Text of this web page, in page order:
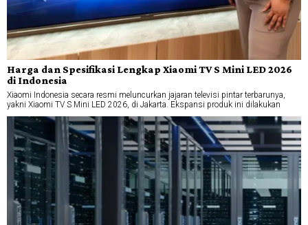
Harga dan Spesifikasi Lengkap Xiaomi TV S Mini LED 2026
di Indonesia
Xiaomi Indonesia secara resmi meluncurkan jajaran televisi pintar terbarunya,
yakni Xiaomi TV S Mini LED 2026, di Jakarta. Ekspansi produk ini dilakukan